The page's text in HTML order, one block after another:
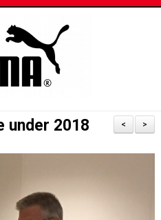
>
<
under 2018